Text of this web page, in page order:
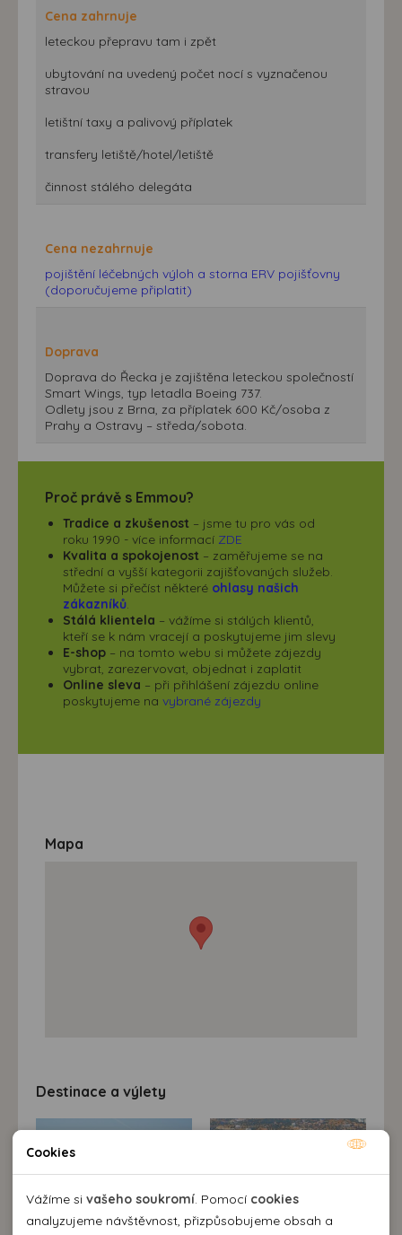
Cena zahrnuje
leteckou přepravu tam i zpět
ubytování na uvedený počet nocí s vyznačenou
stravou
letištní taxy a palivový příplatek
transfery letiště/hotel/letiště
činnost stálého delegáta
Cena nezahrnuje
pojištění léčebných výloh a storna ERV pojišťovny
(doporučujeme připlatit)
Doprava
Doprava do Řecka je zajištěna leteckou společností
Smart Wings, typ letadla Boeing 737.
Odlety jsou z Brna, za příplatek 600 Kč/osoba z
Prahy a Ostravy – středa/sobota.
Proč právě s Emmou?
Tradice a zkušenost – jsme tu pro vás od
roku 1990 - více informací ZDE
Kvalita a spokojenost – zaměřujeme se na
střední a vyšší kategorii zajišťovaných služeb.
Můžete si přečíst některé ohlasy našich
zákazníků.
Stálá klientela – vážíme si stálých klientů,
kteří se k nám vracejí a poskytujeme jim slevy
E-shop – na tomto webu si můžete zájezdy
vybrat, zarezervovat, objednat i zaplatit
Online sleva – při přihlášení zájezdu online
poskytujeme na vybrané zájezdy
Mapa
Destinace a výlety
Cookies
Vážíme si vašeho soukromí . Pomocí cookies
analyzujeme návštěvnost, přizpůsobujeme obsah a
Nutné cookies pomáhají, aby byla webová stránka
použitelná tak, že umožní základní funkce jako navigace